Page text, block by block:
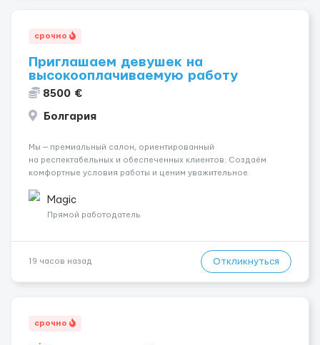
срочно
Приглашаем девушек на
высокооплачиваемую работу
8500 €
Болгария
Мы — премиальный салон, ориентированный
на респектабельных и обеспеченных клиентов. Создаём
комфортные условия работы и ценим уважительное
💎 Высокий доход — от 2000 € в неделю и выше 💎 Честная
сис...
Magic
Прямой работодатель
19 часов назад Откликнуться
срочно